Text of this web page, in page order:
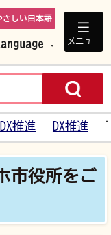
下妻市ホームペ
さしい日本語
Language メニュー
推進 DX推進
市役所をご